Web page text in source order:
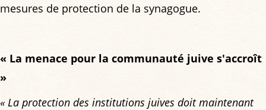
mesures de protection de la synagogue.
« La menace pour la communauté juive s'accroît
»
« La protection des institutions juives doit maintenant